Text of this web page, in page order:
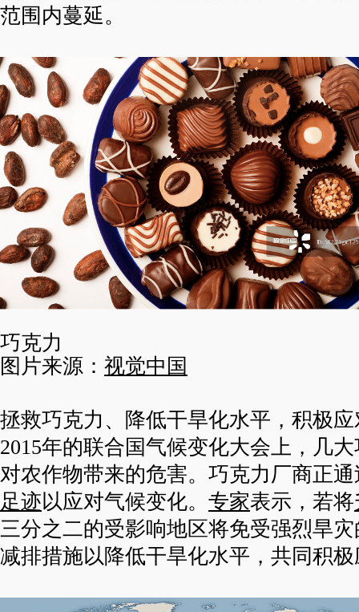
范围内蔓延。
巧克力
图片来源： 视觉中国
拯救巧克力、降低干旱化水平，积极
2015年的联合国气候变化大会上，几
对农作物带来的危害。巧克力厂商正通
足迹以应对气候变化。 专家表示，若将
三分之二的受影响地区将免受强烈旱
减排措施以降低干旱化水平，共同积